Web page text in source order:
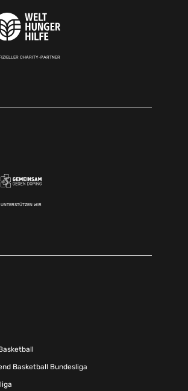
CHARITY-PARTNER
UNTERSTÜTZEN WIR
Basketball Bundesliga